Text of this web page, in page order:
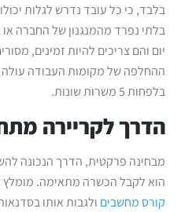
בלבד, כי כל עובד נדרש לגלות
בלתי נפרד מהמנגנון של החברה או
יום והם צריכים להיות זמינים,
בלפחות 5 משרות שונות.
הדרך לקריירה
מבחינה פרקטית, הדרך הנכונה
הוא לקבל הכשרה מתאימה. מומלץ
קורס מחשביםולגבות אותו